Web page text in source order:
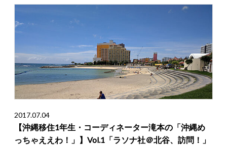
2017.07.04
【沖縄移住1年生・コーディネーター滝本の「沖縄め
っちゃええわ！」】Vol.1「ラソナ社＠北谷、訪問！」